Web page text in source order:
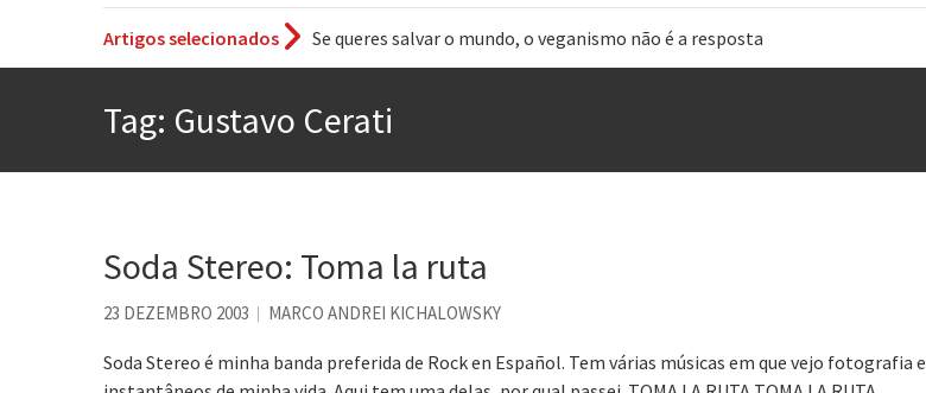
Artigos selecionados
Se queres salvar o mundo, o veganismo não é a resposta
Tem que filmar isso daí
A construção da urbanidade
Os causos de Jorge Luis Borges
Voto obrigatório é correto?
Tag: Gustavo Cerati
Soda Stereo: Toma la ruta
23 DEZEMBRO 2003 MARCO ANDREI KICHALOWSKY
Soda Stereo é minha banda preferida de Rock en Español. Tem várias músicas em que vejo fotografia e